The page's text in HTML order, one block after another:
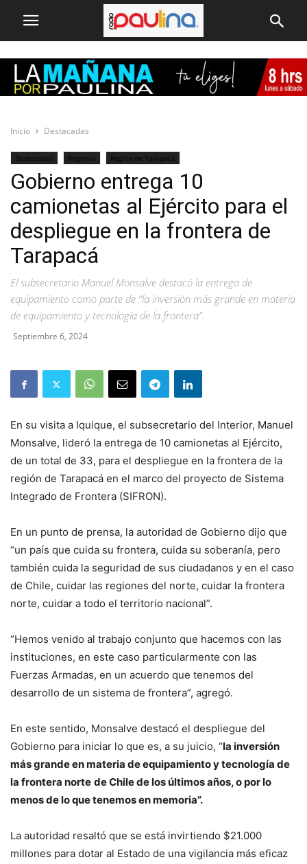
Inicio Destacadas
Destacadas Regional Región de Tarapacá
Gobierno entrega 10
camionetas al Ejército para el
despliegue en la frontera de
Tarapacá
El subsecretario Manuel Monsalve destacó la entrega de
equipamiento como parte de “la inversión más grande en materia
de equipamiento y tecnología de la frontera”.
Septiembre 6, 2024
En su visita a Iquique, el subsecretario del Interior, Manuel
Monsalve, lideró la entrega de 10 camionetas al Ejército,
de un total de 33, para el despliegue en la frontera de la
región de Tarapacá en el marco del proyecto de Sistema
Integrado de Frontera (SIFRON).
En un punto de prensa, la autoridad de Gobierno dijo que
“un país que cuida su frontera, cuida su soberanía, pero
también cuida la seguridad de sus ciudadanos y en el caso
de Chile, cuidar las regiones del norte, cuidar la frontera
norte, cuidar a todo el territorio nacional”.
“Hemos venido al trabajo conjunto que hacemos con las
instituciones, en este caso particularmente con las
Fuerzas Armadas, en un acuerdo que tenemos del
desarrollo de un sistema de frontera”, agregó.
En este sentido, Monsalve destacó el despliegue del
Gobierno para iniciar lo que es, a su juicio, “la inversión
más grande en materia de equipamiento y tecnología de
la frontera norte de Chile de los últimos años, o por lo
menos de lo que tenemos en memoria”.
La autoridad resaltó que se está invirtiendo $21.000
millones para dotar al Estado de una vigilancia más eficaz